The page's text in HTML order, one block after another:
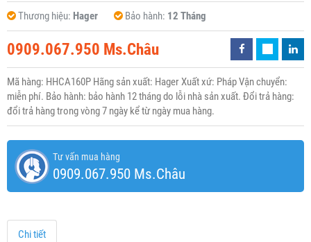
Thương hiệu: Hager Bảo hành: 12 Tháng
0909.067.950 Ms.Châu
Mã hàng: HHCA160P Hãng sản xuất: Hager Xuất xứ: Pháp Vận chuyển:
miễn phí. Bảo hành: bảo hành 12 tháng do lỗi nhà sản xuất. Đổi trả hàng:
đổi trả hàng trong vòng 7 ngày kể từ ngày mua hàng.
Tư vấn mua hàng
0909.067.950 Ms.Châu
Chi tiết